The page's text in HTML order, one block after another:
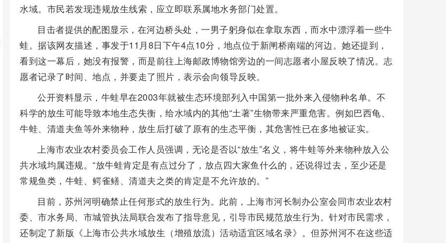
水域。市民若发现违规放生线索，应立即联系属地水务部门处置。
目击者提供的配图显示，在河边桥头处，一男子躬身似在拿取东西，而水中漂浮着一些牛
蛙。据该网友描述，事发于11月8日下午4点10分，地点位于新闸桥南端的河边。她还提到，
看到这一幕后，她没有报警，而是前往上海邮政博物馆旁边的一间志愿者小屋反映了情况。志
愿者记录了时间、地点，并要走了照片，表示会向领导反映。
公开资料显示，牛蛙早在2003年就被生态环境部列入中国第一批外来入侵物种名单。不
科学的放生可能导致本地生态失衡，给水域内的其他“土著”生物带来严重危害。例如巴西龟、
牛蛙、清道夫鱼等外来物种，放生后打破了原有的生态平衡，其危害性已在多地被证实。
上海市农业农村委员会工作人员强调，无论是否以“放生”名义，将牛蛙等外来物种放入公
共水域均属违规。“放牛蛙肯定是有点过分了，放点四大家鱼什么的，还说得过去，至少还是
常规鱼类，牛蛙、鳄雀鳝、清道夫之类的肯定是不允许放的。”
目前，苏州河明确禁止任何形式的放生行为。此前，上海市河长制办公室会同市农业农村
委、市水务局、市城管执法局联合发布了指导意见，引导市民规范放生行为。针对市民需求，
还制定了新版《上海市公共水域放生（增殖放流）活动适宜区域名录》。但苏州河不在这些适